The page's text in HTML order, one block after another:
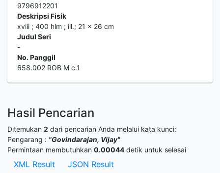
9796912201
Deskripsi Fisik
xviii ; 400 hlm ; ill.; 21 x 26 cm
Judul Seri
-
No. Panggil
658.002 ROB M c.1
Hasil Pencarian
Ditemukan 2 dari pencarian Anda melalui kata kunci:
Pengarang : "Govindarajan, Vijay"
Permintaan membutuhkan 0.00044 detik untuk selesai
XML Result JSON Result